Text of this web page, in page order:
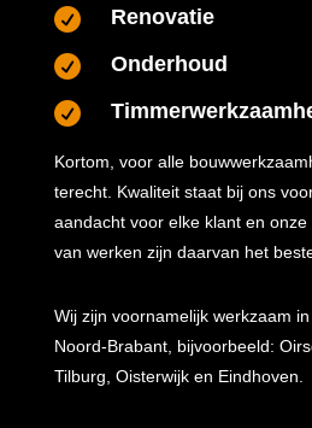
 Renovatie
 Onderhoud

Kortom, voor alle
terecht. Kwaliteit staat bij ons
aandacht voor elke klant en
van werken zijn daarvan het
Wij zijn voornamelijk werkzaam
Noord-Brabant, bijvoorbeeld:
Tilburg, Oisterwijk en Eindhoven.